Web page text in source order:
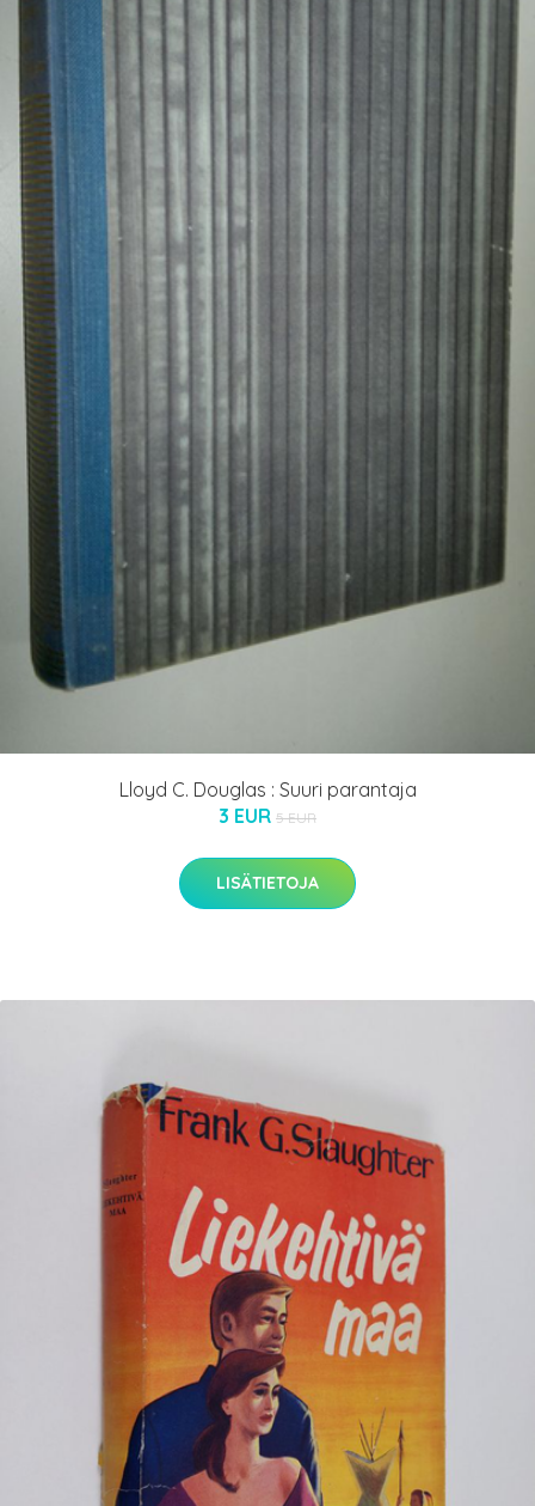
Lloyd C. Douglas : Suuri parantaja
3 EUR 5 EUR
LISÄTIETOJA